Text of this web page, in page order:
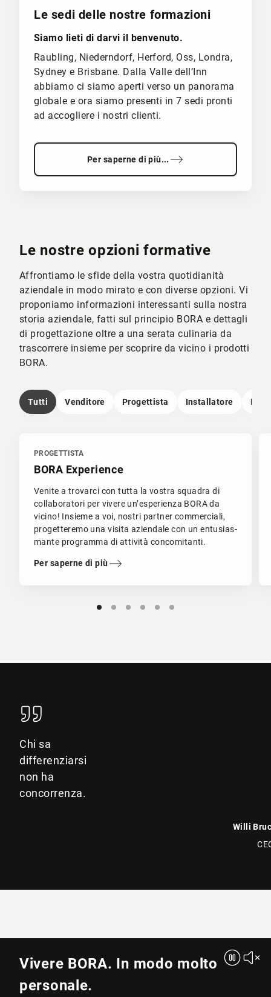
Le sedi delle nostre formazioni
Siamo lieti di darvi il benvenuto.
Raubling, Niederndorf, Herford, Oss, Londra,
Sydney e Brisbane. Dalla Valle dell’Inn
abbiamo ci siamo aperti verso un panorama
globale e ora siamo presenti in 7 sedi pronti
ad accogliere i nostri clienti.
Per saperne di più...
Le nostre opzioni formative
Affrontiamo le sfide della vostra quotidianità
aziendale in modo mirato e con diverse opzioni. Vi
proponiamo informazioni interessanti sulla nostra
storia aziendale, fatti sul principio BORA e dettagli
di progettazione oltre a una serata culinaria da
trascorrere insieme per scoprire da vicino i prodotti
BORA.
Tutti Venditore Progettista Installatore
PROGETTISTA
BORA Experience
Venite a trovarci con tutta la vostra squadra di
collaboratori per vivere un’esperienza BORA da
vicino! Insieme a voi, nostri partner commerciali,
progetteremo una visita aziendale con un entusias-
mante programma di attività concomitanti.
Per saperne di più
Chi sa
differenziarsi
non ha
concorrenza.
Willi
Vivere BORA. In modo molto
personale.